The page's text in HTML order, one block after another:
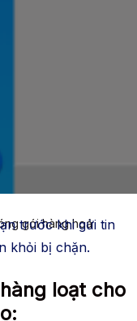
gói hàng hoá
Tiktok
trước khi gửi tin
khỏi bị chặn.
loạt cho